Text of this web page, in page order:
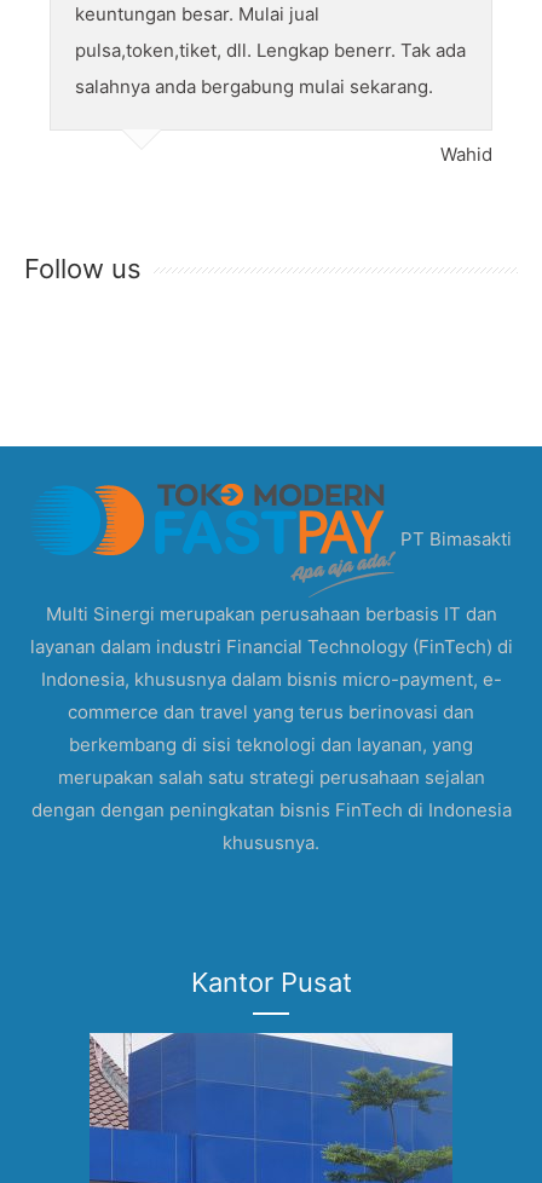
keuntungan besar. Mulai jual
pulsa,token,tiket, dll. Lengkap benerr. Tak ada
salahnya anda bergabung mulai sekarang.
Wahid
Follow us
PT Bimasakti
Multi Sinergi merupakan perusahaan berbasis IT dan
layanan dalam industri Financial Technology (FinTech) di
Indonesia, khususnya dalam bisnis micro-payment, e-
commerce dan travel yang terus berinovasi dan
berkembang di sisi teknologi dan layanan, yang
merupakan salah satu strategi perusahaan sejalan
dengan dengan peningkatan bisnis FinTech di Indonesia
khususnya.
Kantor Pusat